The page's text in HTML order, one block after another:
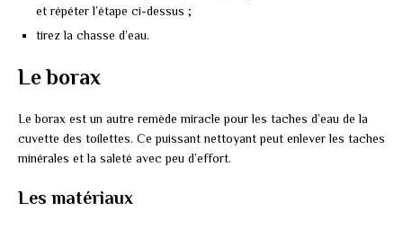
et répéter l’étape ci-dessus ;
tirez la chasse d’eau.
Le borax
Le borax est un autre remède miracle pour les taches d’eau de la
cuvette des toilettes. Ce puissant nettoyant peut enlever les taches
minérales et la saleté avec peu d’effort.
Les matériaux